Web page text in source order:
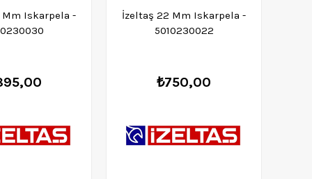
Iskarpela -
İzeltaş 22 Mm Iskarpela -
5010230022
₺750,00